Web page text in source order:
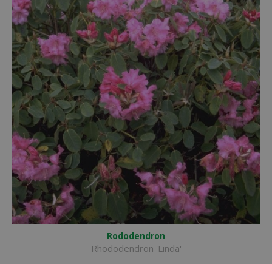
Rododendron
Rhododendron 'Linda'